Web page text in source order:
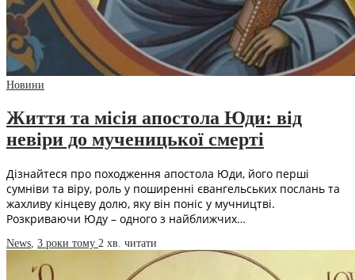
Новини
Життя та місія апостола Юди: від
невіри до мученицької смерті
Дізнайтеся про походження апостола Юди, його перші
сумніви та віру, роль у поширенні євангельських послань та
жахливу кінцеву долю, яку він поніс у мучництві.
Розкриваючи Юду – одного з найближчих…
News, 3 роки тому 2 хв. читати